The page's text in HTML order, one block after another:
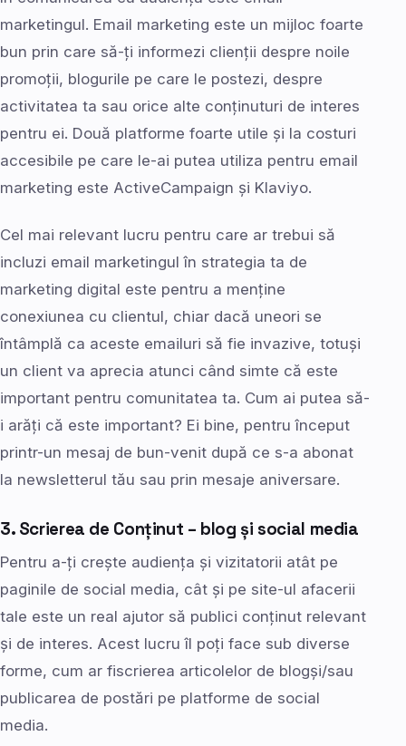
marketingul. Email marketing este un mijloc foarte
bun prin care să-ți informezi clienții despre noile
promoții, blogurile pe care le postezi, despre
activitatea ta sau orice alte conținuturi de interes
pentru ei. Două platforme foarte utile și la costuri
accesibile pe care le-ai putea utiliza pentru email
marketing este ActiveCampaign și Klaviyo.
Cel mai relevant lucru pentru care ar trebui să
incluzi email marketingul în strategia ta de
marketing digital este pentru a menține
conexiunea cu clientul, chiar dacă uneori se
întâmplă ca aceste emailuri să fie invazive, totuși
un client va aprecia atunci când simte că este
important pentru comunitatea ta. Cum ai putea să-
i arăți că este important? Ei bine, pentru început
printr-un mesaj de bun-venit după ce s-a abonat
la newsletterul tău sau prin mesaje aniversare.
3. Scrierea de Conținut – blog și social media
Pentru a-ți crește audiența și vizitatorii atât pe
paginile de social media, cât și pe site-ul afacerii
tale este un real ajutor să publici conținut relevant
și de interes. Acest lucru îl poți face sub diverse
forme, cum ar fiscrierea articolelor de blogși/sau
publicarea de postări pe platforme de social
media.